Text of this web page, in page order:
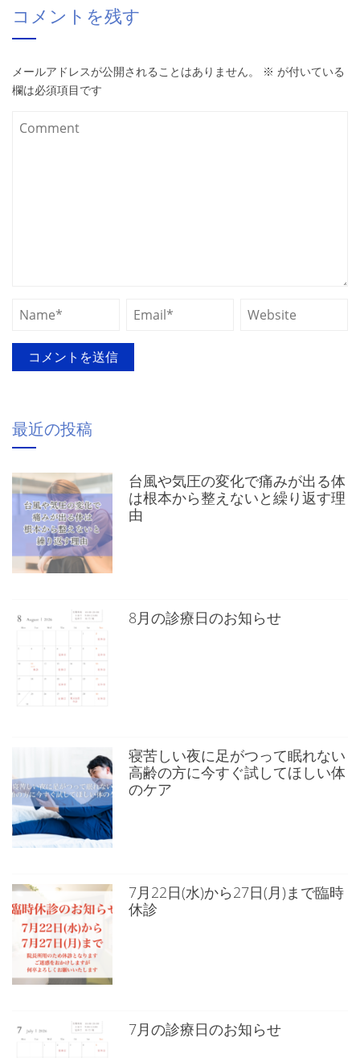
コメントを残す
メールアドレスが公開されることはありません。 ※ が付いている
欄は必須項目です
最近の投稿
台風や気圧の変化で痛みが出る体
は根本から整えないと繰り返す理
由
8月の診療日のお知らせ
寝苦しい夜に足がつって眠れない
高齢の方に今すぐ試してほしい体
のケア
7月22日(水)から27日(月)まで臨時
休診
7月の診療日のお知らせ